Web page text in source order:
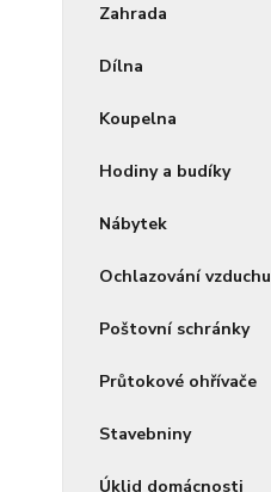
Zahrada
Dílna
Koupelna
Hodiny a budíky
Nábytek
Ochlazování vzduchu
Poštovní schránky
Průtokové ohřívače
Stavebniny
Úklid domácnosti